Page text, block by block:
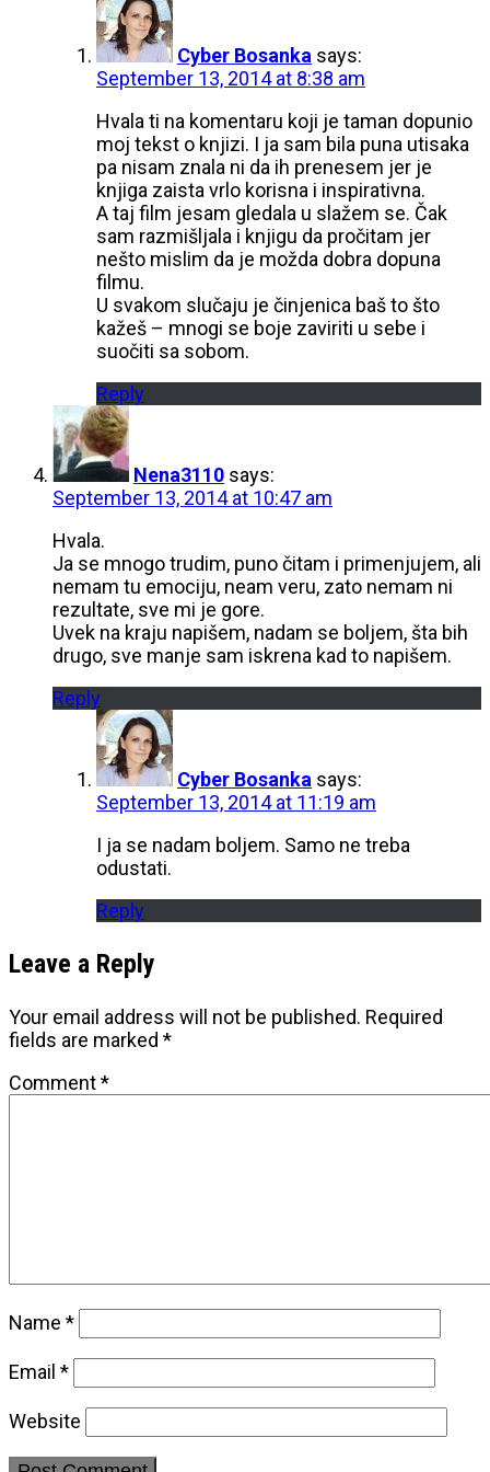
Cyber Bosanka says:
September 13, 2014 at 8:38 am
Hvala ti na komentaru koji je taman dopunio
moj tekst o knjizi. I ja sam bila puna utisaka
pa nisam znala ni da ih prenesem jer je
knjiga zaista vrlo korisna i inspirativna.
A taj film jesam gledala u slažem se. Čak
sam razmišljala i knjigu da pročitam jer
nešto mislim da je možda dobra dopuna
filmu.
U svakom slučaju je činjenica baš to što
kažeš – mnogi se boje zaviriti u sebe i
suočiti sa sobom.
Reply
Nena3110 says:
September 13, 2014 at 10:47 am
Hvala.
Ja se mnogo trudim, puno čitam i primenjujem, ali
nemam tu emociju, neam veru, zato nemam ni
rezultate, sve mi je gore.
Uvek na kraju napišem, nadam se boljem, šta bih
drugo, sve manje sam iskrena kad to napišem.
Reply
Cyber Bosanka says:
September 13, 2014 at 11:19 am
I ja se nadam boljem. Samo ne treba
odustati.
Reply
Leave a Reply
Your email address will not be published. Required
fields are marked *
Comment*
Name *
Email *
Website